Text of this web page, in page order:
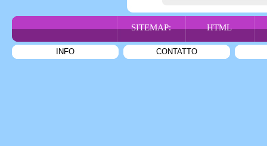
SITEMAP: HTML
INFO CONTATTO